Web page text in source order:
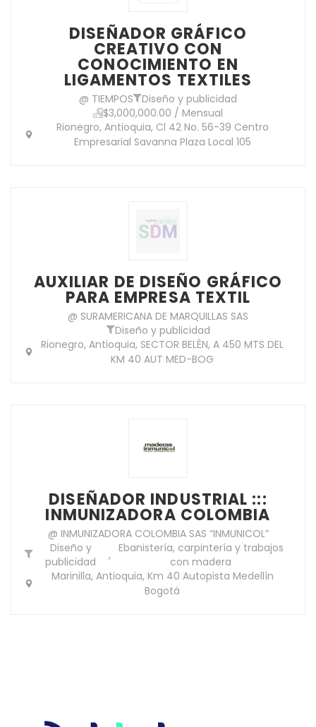
DISEÑADOR GRÁFICO
CREATIVO CON
CONOCIMIENTO EN
LIGAMENTOS TEXTILES
@ TIEMPOS
Diseño y publicidad
$3,000,000.00 / Mensual
Rionegro, Antioquia, Cl 42 No. 56-39 Centro
Empresarial Savanna Plaza Local 105
AUXILIAR DE DISEÑO GRÁFICO
PARA EMPRESA TEXTIL
@ SURAMERICANA DE MARQUILLAS SAS
Diseño y publicidad
Rionegro, Antioquia, SECTOR BELÉN, A 450 MTS DEL
KM 40 AUT MED-BOG
DISEÑADOR INDUSTRIAL :::
INMUNIZADORA COLOMBIA
@ INMUNIZADORA COLOMBIA SAS “INMUNICOL”
Diseño y
publicidad
, Ebanistería, carpintería y trabajos
con madera
Marinilla, Antioquia, Km 40 Autopista Medellín
Bogotá